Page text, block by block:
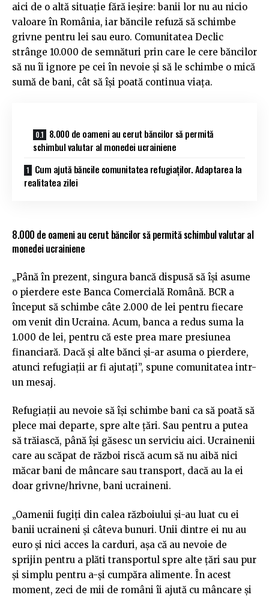
aici de o altă situație fără ieșire: banii lor nu au nicio
valoare în România, iar băncile refuză să schimbe
grivne pentru lei sau euro. Comunitatea Declic
strânge 10.000 de semnături prin care le cere băncilor
să nu îi ignore pe cei în nevoie și să le schimbe o mică
sumă de bani, cât să își poată continua viața.
8.000 de oameni au cerut băncilor să permită
schimbul valutar al monedei ucrainiene
Cum ajută băncile comunitatea refugiaților. Adaptarea la
realitatea zilei
8.000 de oameni au cerut băncilor să permită schimbul valutar al
monedei ucrainiene
„Până în prezent, singura bancă dispusă să își asume
o pierdere este Banca Comercială Română. BCR a
început să schimbe câte 2.000 de lei pentru fiecare
om venit din Ucraina. Acum, banca a redus suma la
1.000 de lei, pentru că este prea mare presiunea
financiară. Dacă și alte bănci și-ar asuma o pierdere,
atunci refugiații ar fi ajutați”, spune comunitatea intr-
un mesaj.
Refugiații au nevoie să își schimbe bani ca să poată să
plece mai departe, spre alte țări. Sau pentru a putea
să trăiască, până își găsesc un serviciu aici. Ucrainenii
care au scăpat de război riscă acum să nu aibă nici
măcar bani de mâncare sau transport, dacă au la ei
doar grivne/hrivne, bani ucraineni.
„Oamenii fugiți din calea războiului și-au luat cu ei
banii ucraineni și câteva bunuri. Unii dintre ei nu au
euro și nici acces la carduri, așa că au nevoie de
sprijin pentru a plăti transportul spre alte țări sau pur
și simplu pentru a-și cumpăra alimente. În acest
moment, zeci de mii de români îi ajută cu mâncare și